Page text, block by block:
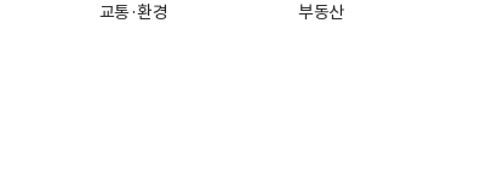
교통·환경
부동산